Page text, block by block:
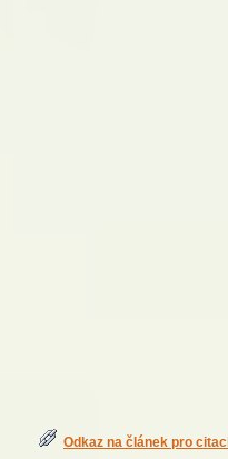
Odkaz na článek pro